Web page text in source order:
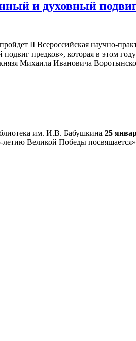
и духовный
II Всероссийская научно-
предков», которая в этом
Михаила Ивановича
им. И.В. Бабушкина 25
летию Великой Победы